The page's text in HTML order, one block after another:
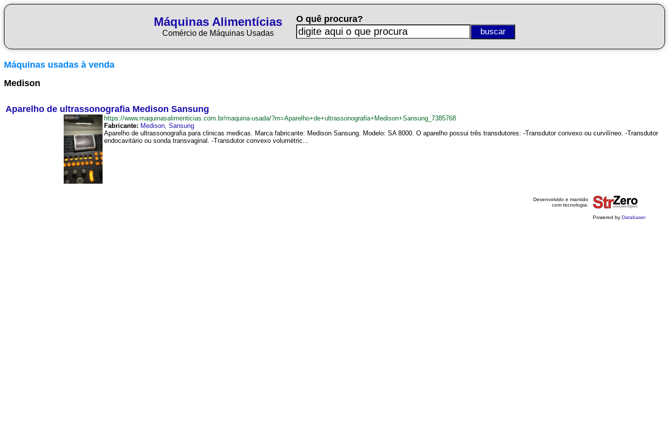
Máquinas Alimentícias
Comércio de Máquinas Usadas
O quê procura?
Máquinas usadas à venda
Medison
Aparelho de ultrassonografia Medison Sansung
https://www.maquinasalimenticias.com.br/maquina-usada/?m=Aparelho+de+ultrassonografia+Medison+Sansung_7385768
Fabricante: Medison, Sansung
Aparelho de ultrassonografia para clinicas medicas. Marca fabricante: Medison Sansung. Modelo: SA 8000. O aparelho possui três transdutores: -Transdutor convexo ou curvilíneo. -Transdutor
endocavitário ou sonda transvaginal. -Transdutor convexo volumétric...
Desenvolvido e mantido
com tecnologia:
Powered by Databaser